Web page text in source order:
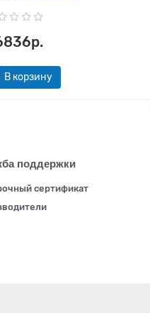
В корзину
поддержки
сертификат